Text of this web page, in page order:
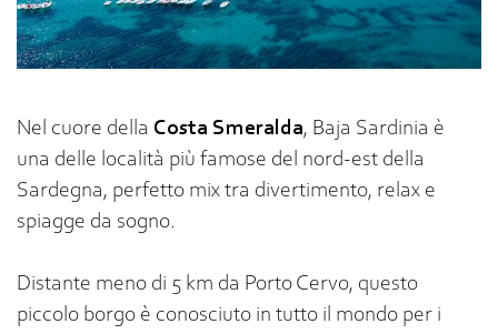
Nel cuore della Costa Smeralda, Baja Sardinia è
una delle località più famose del nord-est della
Sardegna, perfetto mix tra divertimento, relax e
spiagge da sogno.
Distante meno di 5 km da Porto Cervo, questo
piccolo borgo è conosciuto in tutto il mondo per i